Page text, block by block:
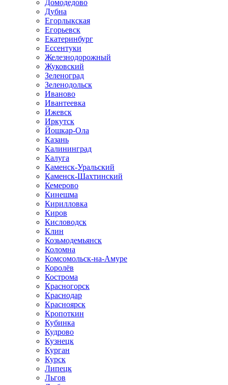
Домодедово
Дубна
Егорлыкская
Егорьевск
Екатеринбург
Ессентуки
Железнодорожный
Жуковский
Зеленоград
Зеленодольск
Иваново
Ивантеевка
Ижевск
Иркутск
Йошкар-Ола
Казань
Калининград
Калуга
Каменск-Уральский
Каменск-Шахтинский
Кемерово
Кинешма
Кирилловка
Киров
Кисловодск
Клин
Козьмодемьянск
Коломна
Комсомольск-на-Амуре
Королёв
Кострома
Красногорск
Краснодар
Красноярск
Кропоткин
Кубинка
Кудрово
Кузнецк
Курган
Курск
Липецк
Льгов